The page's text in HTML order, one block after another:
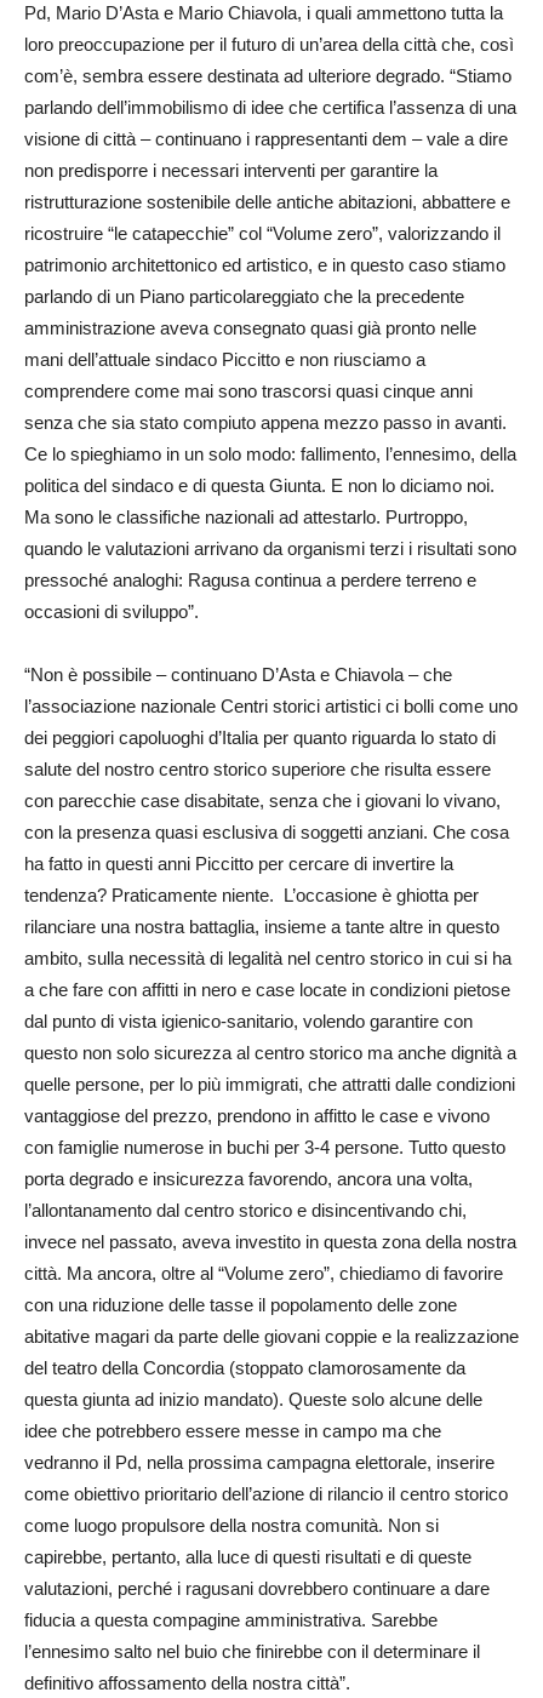
Pd, Mario D’Asta e Mario Chiavola, i quali ammettono tutta la
loro preoccupazione per il futuro di un’area della città che, così
com’è, sembra essere destinata ad ulteriore degrado. “Stiamo
parlando dell’immobilismo di idee che certifica l’assenza di una
visione di città – continuano i rappresentanti dem – vale a dire
non predisporre i necessari interventi per garantire la
ristrutturazione sostenibile delle antiche abitazioni, abbattere e
ricostruire “le catapecchie” col “Volume zero”, valorizzando il
patrimonio architettonico ed artistico, e in questo caso stiamo
parlando di un Piano particolareggiato che la precedente
amministrazione aveva consegnato quasi già pronto nelle
mani dell’attuale sindaco Piccitto e non riusciamo a
comprendere come mai sono trascorsi quasi cinque anni
senza che sia stato compiuto appena mezzo passo in avanti.
Ce lo spieghiamo in un solo modo: fallimento, l’ennesimo, della
politica del sindaco e di questa Giunta. E non lo diciamo noi.
Ma sono le classifiche nazionali ad attestarlo. Purtroppo,
quando le valutazioni arrivano da organismi terzi i risultati sono
pressoché analoghi: Ragusa continua a perdere terreno e
occasioni di sviluppo”.
“Non è possibile – continuano D’Asta e Chiavola – che
l’associazione nazionale Centri storici artistici ci bolli come uno
dei peggiori capoluoghi d’Italia per quanto riguarda lo stato di
salute del nostro centro storico superiore che risulta essere
con parecchie case disabitate, senza che i giovani lo vivano,
con la presenza quasi esclusiva di soggetti anziani. Che cosa
ha fatto in questi anni Piccitto per cercare di invertire la
tendenza? Praticamente niente. L’occasione è ghiotta per
rilanciare una nostra battaglia, insieme a tante altre in questo
ambito, sulla necessità di legalità nel centro storico in cui si ha
a che fare con affitti in nero e case locate in condizioni pietose
dal punto di vista igienico-sanitario, volendo garantire con
questo non solo sicurezza al centro storico ma anche dignità a
quelle persone, per lo più immigrati, che attratti dalle condizioni
vantaggiose del prezzo, prendono in affitto le case e vivono
con famiglie numerose in buchi per 3-4 persone. Tutto questo
porta degrado e insicurezza favorendo, ancora una volta,
l’allontanamento dal centro storico e disincentivando chi,
invece nel passato, aveva investito in questa zona della nostra
città. Ma ancora, oltre al “Volume zero”, chiediamo di favorire
con una riduzione delle tasse il popolamento delle zone
abitative magari da parte delle giovani coppie e la realizzazione
del teatro della Concordia (stoppato clamorosamente da
questa giunta ad inizio mandato). Queste solo alcune delle
idee che potrebbero essere messe in campo ma che
vedranno il Pd, nella prossima campagna elettorale, inserire
come obiettivo prioritario dell’azione di rilancio il centro storico
come luogo propulsore della nostra comunità. Non si
capirebbe, pertanto, alla luce di questi risultati e di queste
valutazioni, perché i ragusani dovrebbero continuare a dare
fiducia a questa compagine amministrativa. Sarebbe
l’ennesimo salto nel buio che finirebbe con il determinare il
definitivo affossamento della nostra città”.